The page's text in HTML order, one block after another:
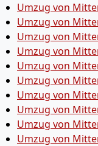
Umzug von
Umzug von
Umzug von
Umzug von
Umzug von
Umzug von
Umzug von
Umzug von
Umzug von
Umzug von